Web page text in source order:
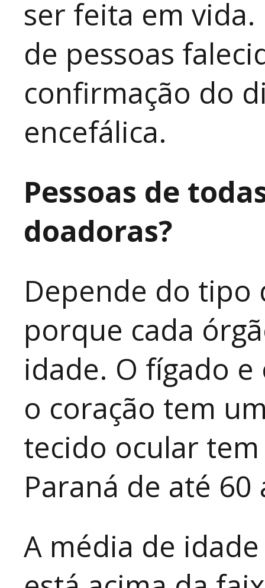
ser feita em
de pessoas
confirmação do
encefálica.
Pessoas de
doadoras?
Depende do tipo
porque cada
idade. O fígado
o coração tem
tecido ocular
Paraná de até 60
A média de